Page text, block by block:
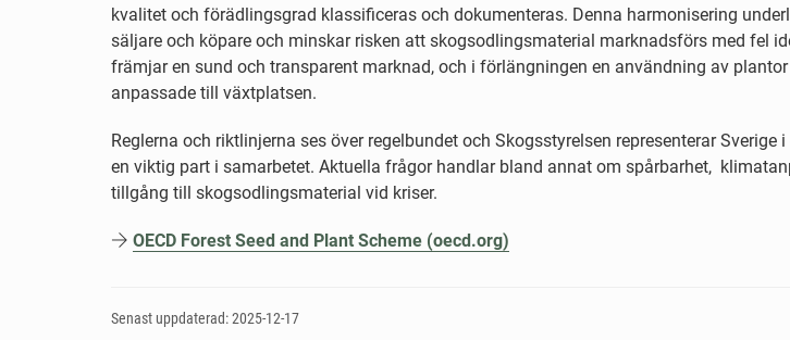
kvalitet och förädlingsgrad klassificeras och dokumenteras. Denna harmonisering
säljare och köpare och minskar risken att skogsodlingsmaterial marknadsförs med fel
främjar en sund och transparent marknad, och i förlängningen en användning av
anpassade till växtplatsen.
Reglerna och riktlinjerna ses över regelbundet och Skogsstyrelsen representerar Sverige i
en viktig part i samarbetet. Aktuella frågor handlar bland annat om spårbarhet,
tillgång till skogsodlingsmaterial vid kriser.
OECD Forest Seed and Plant Scheme (oecd.org)
Senast uppdaterad: 2025-12-17